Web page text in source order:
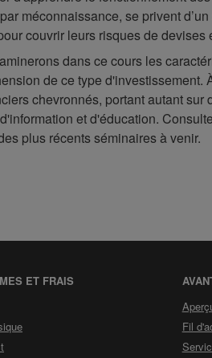
méconnaissance, se privent
couvrir leurs risques de devises
dans ce cours les
de ce type
chevronnés, portant autant
et d'éducation.
plus récents séminaires à venir.
ET FRAIS
Fil